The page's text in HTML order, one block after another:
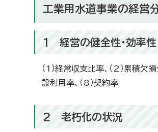
工業用水道事業の経営
1 経営の健全性・効率性
（1）経常収支比率、（2）累積欠
設利用率、（8）契約率
2 老朽化の状況